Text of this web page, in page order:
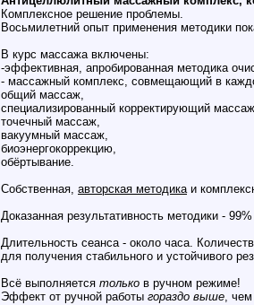
Комплексное решение проблемы.
Восьмилетний опыт применения методики
В курс массажа включены:
-эффективная, апробированная методика
- массажный комплекс, совмещающий в
общий массаж,
специализированный корректирующий
точечный массаж,
вакуумный массаж,
биоэнергокоррекцию,
обёртывание.
Собственная, авторская методикаи
Доказанная результативность методики - 99%
Длительность сеанса - около часа.
для получения стабильного и устойчивого
Всё выполняется только в ручном режиме!
Эффект от ручной работы гораздо выше, чем